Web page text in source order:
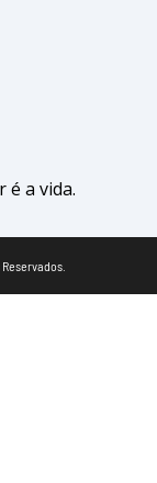
é a vida.